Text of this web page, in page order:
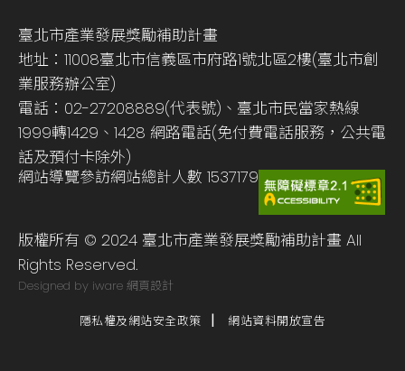
臺北市產業發展獎勵補助計畫
地址：11008臺北市信義區市府路1號北區2樓(臺北市創
業服務辦公室)
電話：02-27208889(代表號)、臺北市民當家熱線
1999轉1429、1428 網路電話(免付費電話服務，公共電
話及預付卡除外)
網站導覽參訪網站總計人數 1537179
版權所有 © 2024 臺北市產業發展獎勵補助計畫 All
Rights Reserved.
Designed by iware 網頁設計
隱私權及網站安全政策 網站資料開放宣告